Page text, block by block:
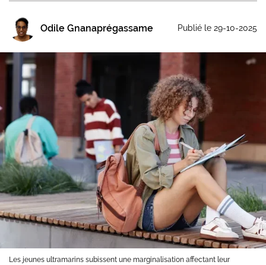
Odile Gnanaprégassame Publié le 29-10-2025
Les jeunes ultramarins subissent une marginalisation affectant leur